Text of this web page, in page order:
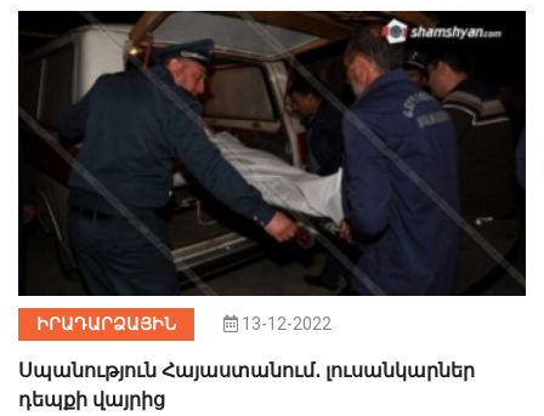
ԻՐԱԴԱՐՁԱՅԻՆ 13-12-2022
Սպանություն Հայաստանում․ լուսանկարներ
դեպքի վայրից